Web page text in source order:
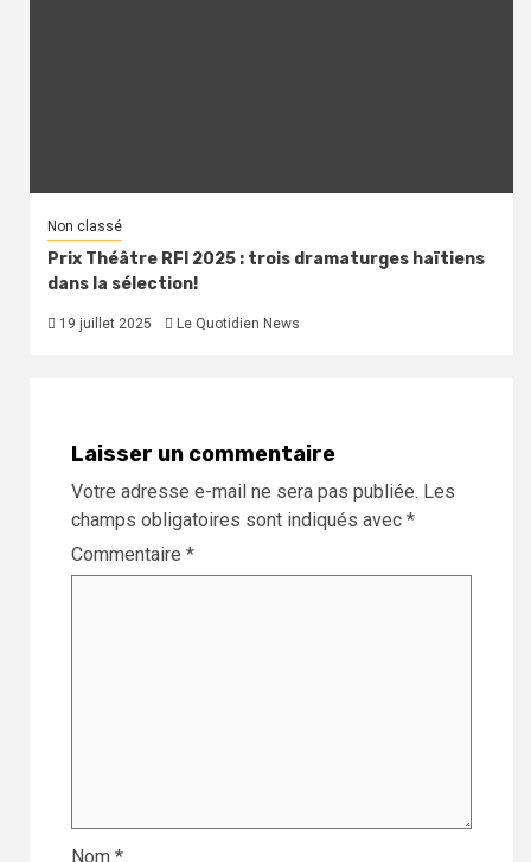
Non classé
Prix Théâtre RFI 2025 : trois dramaturges haïtiens
dans la sélection!
19 juillet 2025 Le Quotidien News
Laisser un commentaire
Votre adresse e-mail ne sera pas publiée. Les
champs obligatoires sont indiqués avec *
Commentaire *
Nom *